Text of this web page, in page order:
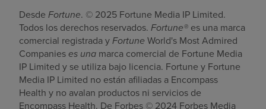
Desde Fortune. © 2025 Fortune Media IP Limited.
Todos los derechos reservados. Fortune® es una marca
comercial registrada yFortune World's Most Admired
Companieses una marca comercial de Fortune Media
IP Limited y se utiliza bajo licencia. Fortune y Fortune
Media IP Limited no están afiliadas a Encompass
Health y no avalan productos ni servicios de
Encompass Health. De Forbes © 2024 Forbes Media